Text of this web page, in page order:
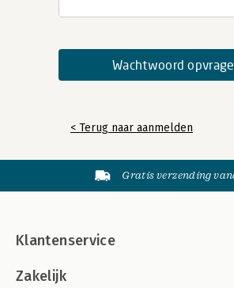
< Terug naar aanmelden
Gratis verzending
Klantenservice
Zakelijk